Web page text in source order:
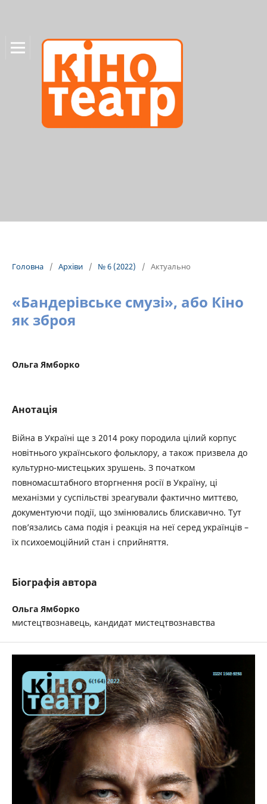
Головна / Архіви / № 6 (2022) / Актуально
«Бандерівське смузі», або Кіно
як зброя
Ольга Ямборко
Анотація
Війна в Україні ще з 2014 року породила цілий корпус
новітнього українського фольклору, а також призвела до
культурно-мистецьких зрушень. З початком
повномасштабного вторгнення росії в Україну, ці
механізми у суспільстві зреагували фактично миттєво,
документуючи події, що змінювались блискавично. Тут
пов’язались сама подія і реакція на неї серед українців –
їх психоемоційний стан і сприйняття.
Біографія автора
Ольга Ямборко
мистецтвознавець, кандидат мистецтвознавства